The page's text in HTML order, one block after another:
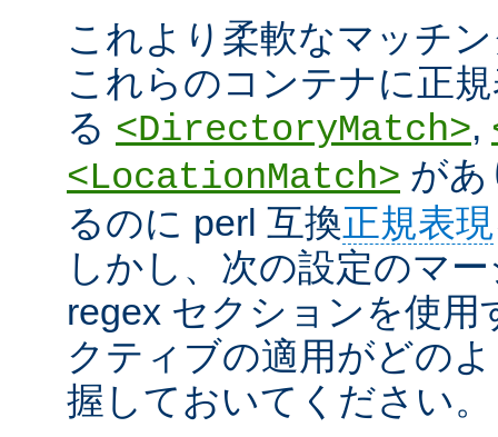
これより柔軟なマッチ
これらのコンテナに正
る <DirectoryMatch>,
<LocationMatch> があ
るのに perl 互換正規表現
しかし、次の設定のマ
regex セクションを使
クティブの適用がどの
握しておいてください。